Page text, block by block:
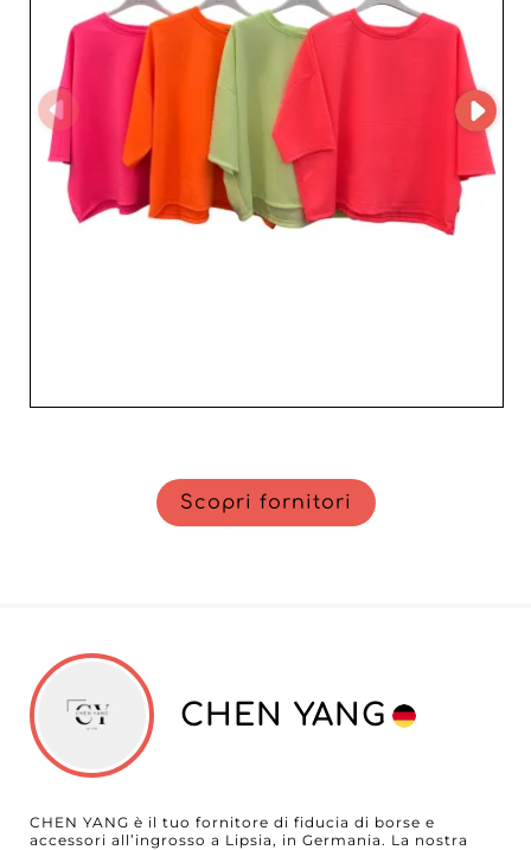
Scopri fornitori
CHEN YANG
CHEN YANG è il tuo fornitore di fiducia di borse e
accessori all’ingrosso a Lipsia, in Germania. La nostra